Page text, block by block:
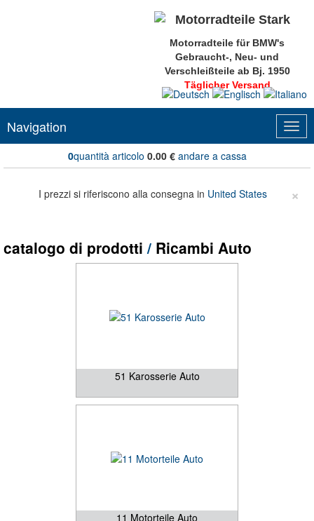
Motorradteile für BMW's
Gebraucht-, Neu- und
Verschleißteile ab Bj. 1950
Täglicher Versand
Navigation
0quantità articolo 0.00€ andare a cassa
I prezzi si riferiscono alla consegna in United States ×
catalogo di prodotti / Ricambi Auto
51 Karosserie Auto
11 Motorteile Auto